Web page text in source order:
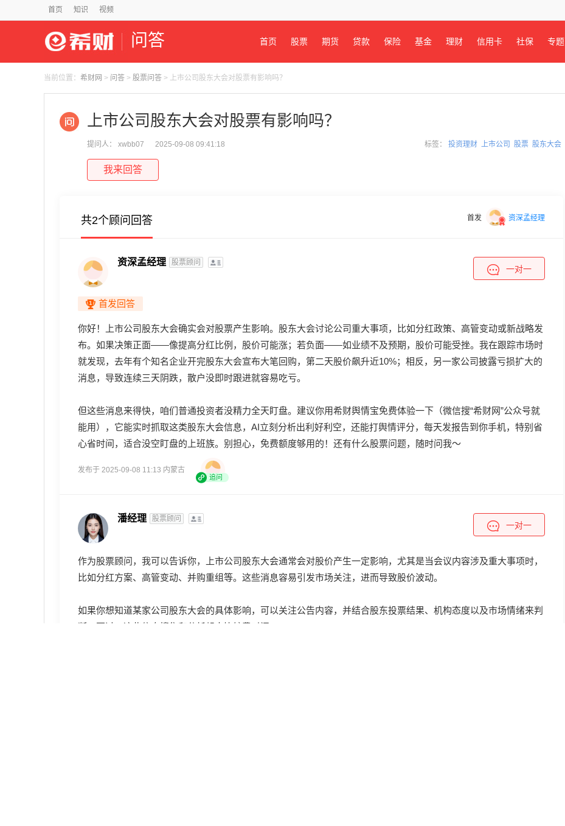
首页 知识 视频
问答 首页 股票 期货 贷款 保险 基金 理财 信用卡 社保 专题
当前位置： 希财网 > 问答 > 股票问答 > 上市公司股东大会对股票有影响吗？
上市公司股东大会对股票有影响吗？
标签： 投资理财 上市公司 股票 股东大会
提问人： xwbb07 2025-09-08 09:41:18
我来回答
共2个顾问回答 首发 资深孟经理
资深孟经理 股票顾问
一对一
首发回答
你好！上市公司股东大会确实会对股票产生影响。股东大会讨论公司重大事项，比如分红政策、高管变动或新战略发
布。如果决策正面——像提高分红比例，股价可能涨；若负面——如业绩不及预期，股价可能受挫。我在跟踪市场时
就发现，去年有个知名企业开完股东大会宣布大笔回购，第二天股价飙升近10%；相反，另一家公司披露亏损扩大的
消息，导致连续三天阴跌，散户没即时跟进就容易吃亏。
但这些消息来得快，咱们普通投资者没精力全天盯盘。建议你用希财舆情宝免费体验一下（微信搜“希财网”公众号就
能用），它能实时抓取这类股东大会信息，AI立刻分析出利好利空，还能打舆情评分，每天发报告到你手机，特别省
心省时间，适合没空盯盘的上班族。别担心，免费额度够用的！还有什么股票问题，随时问我～
发布于 2025-09-08 11:13 内蒙古
追问
潘经理 股票顾问
一对一
作为股票顾问，我可以告诉你，上市公司股东大会通常会对股价产生一定影响，尤其是当会议内容涉及重大事项时，
比如分红方案、高管变动、并购重组等。这些消息容易引发市场关注，进而导致股价波动。
如果你想知道某家公司股东大会的具体影响，可以关注公告内容，并结合股东投票结果、机构态度以及市场情绪来判
断。不过，这些信息搜集和分析起来比较费时间。